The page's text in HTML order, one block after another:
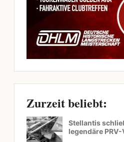
Zurzeit beliebt:
Stellantis
legendäre